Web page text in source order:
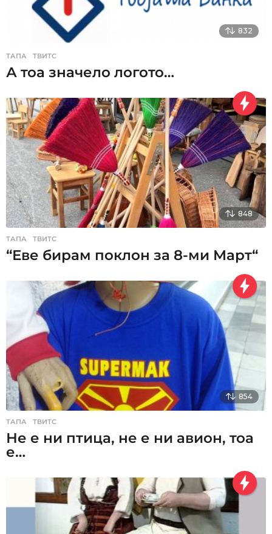
832
ТАПА ,ТВИТС
А тоа значело логото…
848
ТАПА ,ТВИТС
“Еве бирам поклон за 8-ми Март“
854
ТАПА ,ТВИТС
Не е ни птица, не е ни авион, тоа
е…